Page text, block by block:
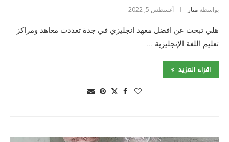
بواسطة منار أغسطس 5, 2022
هلي تبحث عن افضل معهد انجليزي في جدة تعددت معاهد ومراكز
تعليم اللغة الإنجليزية …
اقراء المزيد